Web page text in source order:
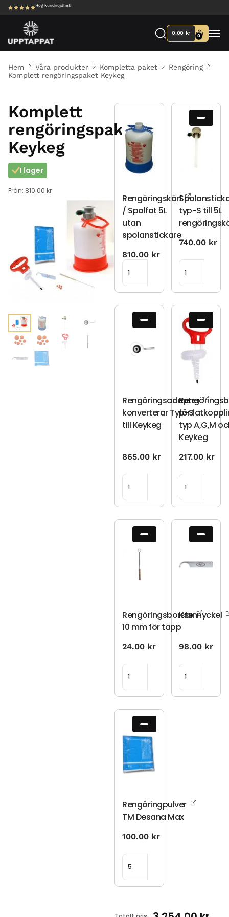
Hög kundnöjdhet!
0.00 kr 0
Hem Våra produkter Kompletta paket
Rengöring
Komplett rengöringspaket Keykeg
Komplett
rengöringspaket
Keykeg
I lager
Från: 810.00 kr
Rengöringskärl
/ Spolfat 5L
utan
spolanstickare
810.00 kr
typ-S till 5L
740.00 kr
Rengöringsadapter
konverterar Typ-S
till Keykeg
865.00 kr
för
typ A,G,M
Keykeg
217.00 kr
Rengöringsborste
10 mm för tapp
24.00 kr
Krannyckel
98.00 kr
Rengöringpulver
TM Desana Max
100.00 kr